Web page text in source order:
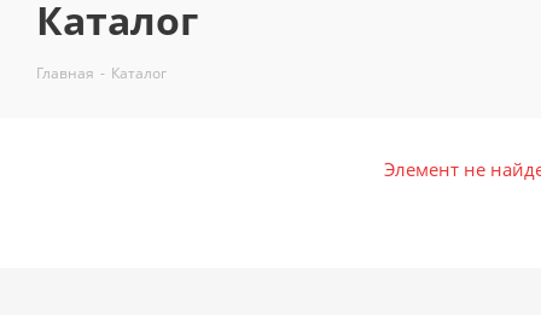
Каталог
Главная - Каталог
Элемент не